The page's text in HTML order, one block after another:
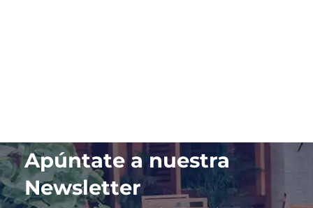
Apúntate a nuestra
Newsletter